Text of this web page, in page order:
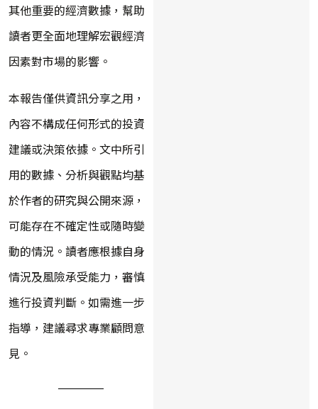
其他重要的經濟數據，幫助
讀者更全面地理解宏觀經濟
因素對市場的影響。
本報告僅供資訊分享之用，
內容不構成任何形式的投資
建議或決策依據。文中所引
用的數據、分析與觀點均基
於作者的研究與公開來源，
可能存在不確定性或隨時變
動的情況。讀者應根據自身
情況及風險承受能力，審慎
進行投資判斷。如需進一步
指導，建議尋求專業顧問意
見。